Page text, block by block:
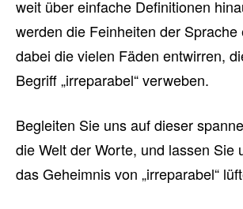
weit über einfache Definitionen
werden die Feinheiten der Sprache
dabei die vielen Fäden entwirren,
Begriff „irreparabel“ verweben.
Begleiten Sie uns auf dieser
die Welt der Worte, und lassen Sie
das Geheimnis von „irreparabel“